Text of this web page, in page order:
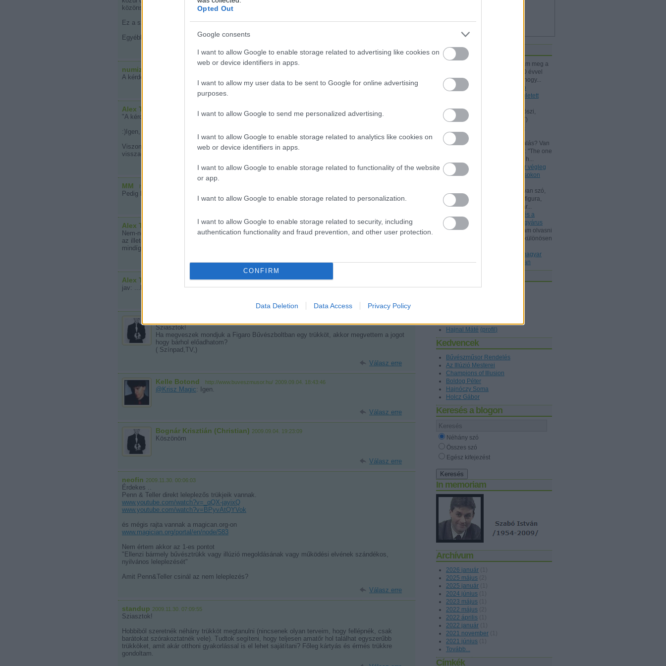
Opted Out
Google consents
I want to allow Google to enable storage related to advertising like cookies on
web or device identifiers in apps.
I want to allow my user data to be sent to Google for online advertising
purposes.
I want to allow Google to send me personalized advertising.
I want to allow Google to enable storage related to analytics like cookies on
web or device identifiers in apps.
I want to allow Google to enable storage related to functionality of the website
or app.
I want to allow Google to enable storage related to personalization.
I want to allow Google to enable storage related to security, including
authentication functionality and fraud prevention, and other user protection.
CONFIRM
Data Deletion Data Access Privacy Policy
Friss topikok
Nagymamámtól kaptam meg a
25 Kártyatrükköt, amit ő kb. 20 évvel
korábban vehetett. (Jó tudni, hogy...
2024.12.03. 18:24
A Rodolfo
bűvészdobozok - 110 éve született
Kelle Botond:
@Omcsesz: Köszi,
javítottam.
2024.06.18. 10:17)
Beszámoló a bűvész Európa-
bajnokságról - FISM 2024
aang:
@Kelle Botond: És, csalás? Van
tudományos magyarázat erre: "The one
he bent with me peering over h...
2021.07.25. 19:15
Uri Geller végleg
"megtért": bűvészkongresszusokon
Szerintem itt is arról van szó,
hogy egy ennyire kidolgozott figura,
brand esetén fontos, hogy már...
Rodolfo és a
Dunából kimentett kínai gyöngyárus
Shisho: Érdeklődéssel szoktam olvasni
a blogot, ez mint könyvtárost különösen
Az első magyar
nyelvű bűvészkönyv nyomában
Hajnal Máté (profil )
Kedvencek
Bűvészműsor Rendelés
Az Illúzió Mesterei
Champions of Illusion
Boldog Péter
Hajnóczy Soma
Holcz Gábor
Keresés a blogon
Néhány szó
Összes szó
Egész kifejezést
In memoriam
Archívum
2026 január
2025 május
2025 január
2024 június
2023 május
2022 május
2022 április
2022 január
2021 november
2021 június
Tovább...
Címkék
közönséges bűnözőként eltűnt valahová...:)
Ez a sztori 1990-1991-ben történt...:)
Egyébként jó ötletnek tartom a kódex-témát, hátha továbbgondolkodásra készteti a bűvészeket...:)
Válasz erre
numizmata
A kérdés, hogy etikátlan volna-e megnezvezni az illetőt vgy sem :)
Alex The Magician (törölt)
"A kérdés, hogy etikátlan volna-e megnezvezni az illetőt vgy sem :)"
:)Igen, jó kérdés, de tudod a diplomácia, meg a blog... Nem említem a nevét...:)
Viszont érdekes és felháborító példa a SAM (Society of American Magicians) nevével való
visszaélésre...:)
Válasz erre
MM http://vizeslepedo.blog.hu
Pedig kíváncsiak lennénk rá.. Esetleg egy privát üzenetben?
Alex The Magician (törölt) ·http://alexthemagician.piczo.com/?g=1&cr=7 2008.05.15. 11:53:37
Nem-nem...!:) Esetleg a kollegáknak, majd személyesen, de azt is csak talán, ezek régi dolgok, és
az illető sokat javult-szakmailag is-találkoztunk külföldön is-ő is dolgozott luxus hajókon is-még
mindíg link, de az már engem nem zavar, mert nem velem teszi, az ő élete-karmája, szintje, leke...:)
Válasz erre
Alex The Magician (törölt) ·http://alexthemagician.piczo.com/?g=1&cr=7 2008.05.15. 12:06:44
jav: ...lelke...
Sziasztok!
Ha megveszek mondjuk a Figaro Bűvészboltban egy trükköt, akkor megvettem a jogot
hogy bárhol előadhatom?
( Színpad,TV,)
Válasz erre
Kelle Botond http://www.buveszmusor.hu/ 2009.09.04. 18:43:46
@Krisz Magic: Igen.
Válasz erre
Bognár Krisztián (Christian) 2009.09.04. 19:23:09
Köszönöm
Válasz erre
neofin 2009.11.30. 00:06:03
Érdekes ..
Penn & Teller direkt leleplezős trükjeik vannak.
www.youtube.com/watch?v=_qQX-jayixQ
www.youtube.com/watch?v=BPyvAtQYVok
és mégis rajta vannak a magican.org-on
www.magician.org/portal/en/node/583
Nem értem akkor az 1-es pontot
"Ellenzi bármely bűvésztrükk vagy illúzió megoldásának vagy működési elvének szándékos,
nyilvános leleplezését"
Amit Penn&Teller csinál az nem leleplezés?
Válasz erre
standup 2009.11.30. 07:09:55
Sziasztok!
Hobbiból szeretnék néhány trükköt megtanulni (nincsenek olyan terveim, hogy fellépnék, csak
barátokat szórakoztatnék vele). Tudtok segíteni, hogy teljesen amatőr hol találhat egyszerűbb
trükköket, amit akár otthoni gyakorlással is el lehet sajátítani? Főleg kártyás és érmés trükkre
gondoltam.